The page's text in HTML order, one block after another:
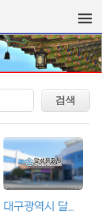
대구광역시 달성문화원 홍..